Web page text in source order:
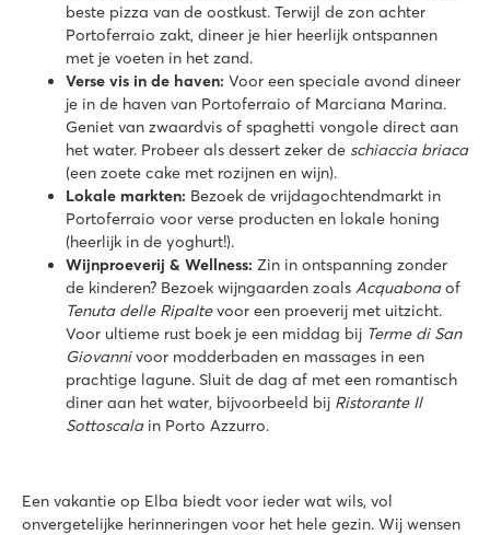
beste pizza van de oostkust. Terwijl de zon achter
Portoferraio zakt, dineer je hier heerlijk ontspannen
met je voeten in het zand.
Verse vis in de haven: Voor een speciale avond dineer
je in de haven van Portoferraio of Marciana Marina.
Geniet van zwaardvis of spaghetti vongole direct aan
het water. Probeer als dessert zeker de schiaccia briaca
(een zoete cake met rozijnen en wijn).
Lokale markten: Bezoek de vrijdagochtendmarkt in
Portoferraio voor verse producten en lokale honing
(heerlijk in de yoghurt!).
Wijnproeverij & Wellness: Zin in ontspanning zonder
de kinderen? Bezoek wijngaarden zoals Acquabonaof
Tenuta delle Ripaltevoor een proeverij met uitzicht.
Voor ultieme rust boek je een middag bij Terme di San
Giovannivoor modderbaden en massages in een
prachtige lagune. Sluit de dag af met een romantisch
diner aan het water, bijvoorbeeld bij Ristorante Il
Sottoscalain Porto Azzurro.
Een vakantie op Elba biedt voor ieder wat wils, vol
onvergetelijke herinneringen voor het hele gezin. Wij wensen